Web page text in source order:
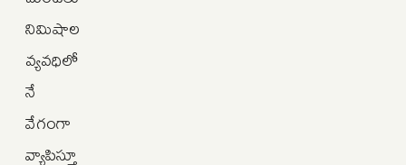
నిమిషాల
వ్యవధిలో
నే
వేగంగా
వ్యాపిస్తూ